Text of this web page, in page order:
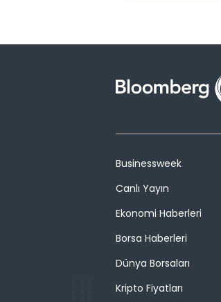
Businessweek
Canlı Yayın
Ekonomi Haberleri
Borsa Haberleri
Dünya Borsaları
Kripto Fiyatları